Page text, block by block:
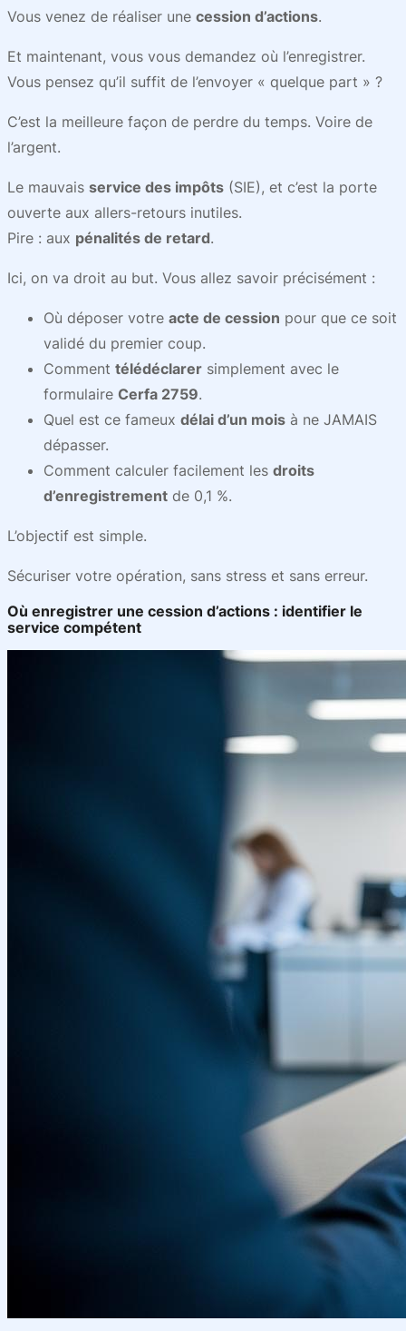
Vous venez de réaliser une cession d’actions.
Et maintenant, vous vous demandez où l’enregistrer.
Vous pensez qu’il suffit de l’envoyer « quelque part » ?
C’est la meilleure façon de perdre du temps. Voire de
l’argent.
Le mauvais service des impôts (SIE), et c’est la porte
ouverte aux allers-retours inutiles.
Pire : aux pénalités de retard.
Ici, on va droit au but. Vous allez savoir précisément :
Où déposer votre acte de cession pour que ce soit
validé du premier coup.
Comment télédéclarer simplement avec le
formulaire Cerfa 2759.
Quel est ce fameux délai d’un mois à ne JAMAIS
dépasser.
Comment calculer facilement les droits
d’enregistrement de 0,1 %.
L’objectif est simple.
Sécuriser votre opération, sans stress et sans erreur.
Où enregistrer une cession d’actions : identifier le
service compétent